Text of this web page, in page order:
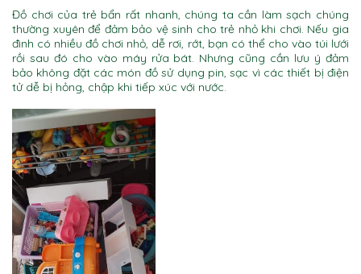
Đồ chơi của trẻ bẩn rất nhanh, chúng ta cần làm sạch chúng
thường xuyên để đảm bảo vệ sinh cho trẻ nhỏ khi chơi. Nếu gia
đình có nhiều đồ chơi nhỏ, dễ rơi, rớt, bạn có thể cho vào túi lưới
rồi sau đó cho vào máy rửa bát. Nhưng cũng cần lưu ý đảm
bảo không đặt các món đồ sử dụng pin, sạc vì các thiết bị điện
tử dễ bị hỏng, chập khi tiếp xúc với nước.